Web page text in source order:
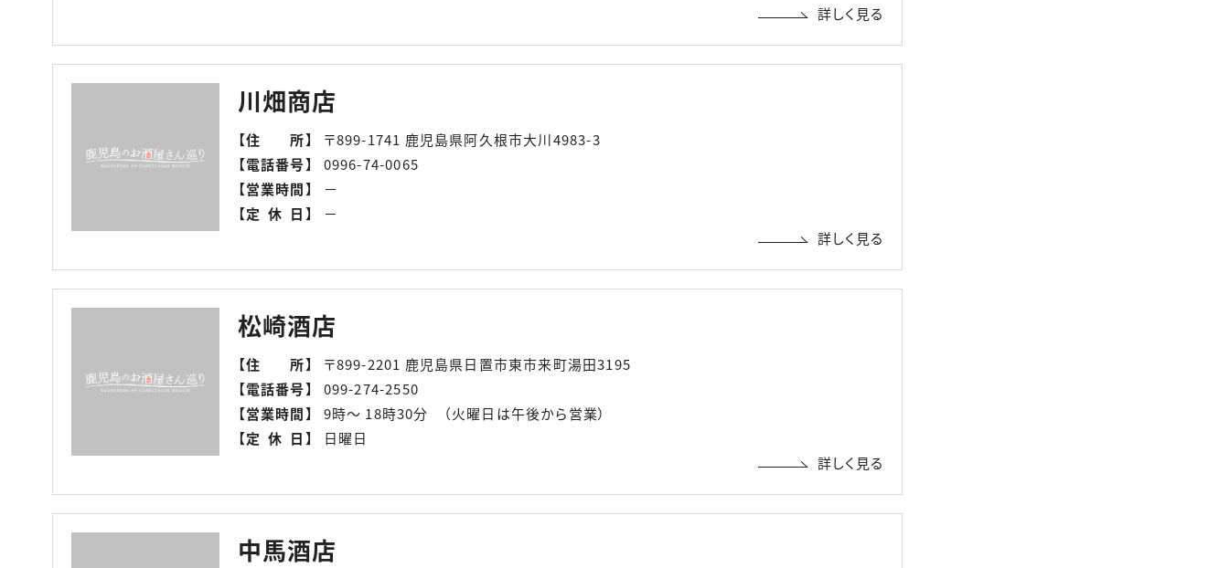
詳しく見る
川畑商店
【住所】
〒899-1741 鹿児島県阿久根市大川4983-3
【電話番号】
0996-74-0065
【営業時間】
－
【定休日】
－
詳しく見る
松崎酒店
【住所】
〒899-2201 鹿児島県日置市東市来町湯田3195
【電話番号】
099-274-2550
【営業時間】
9時～ 18時30分 （火曜日は午後から営業）
【定休日】
日曜日
詳しく見る
中馬酒店